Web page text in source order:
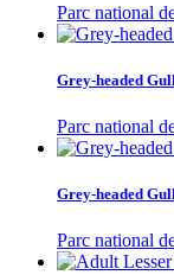
Parc national
Grey-headed
Parc national
Grey-headed
Parc national